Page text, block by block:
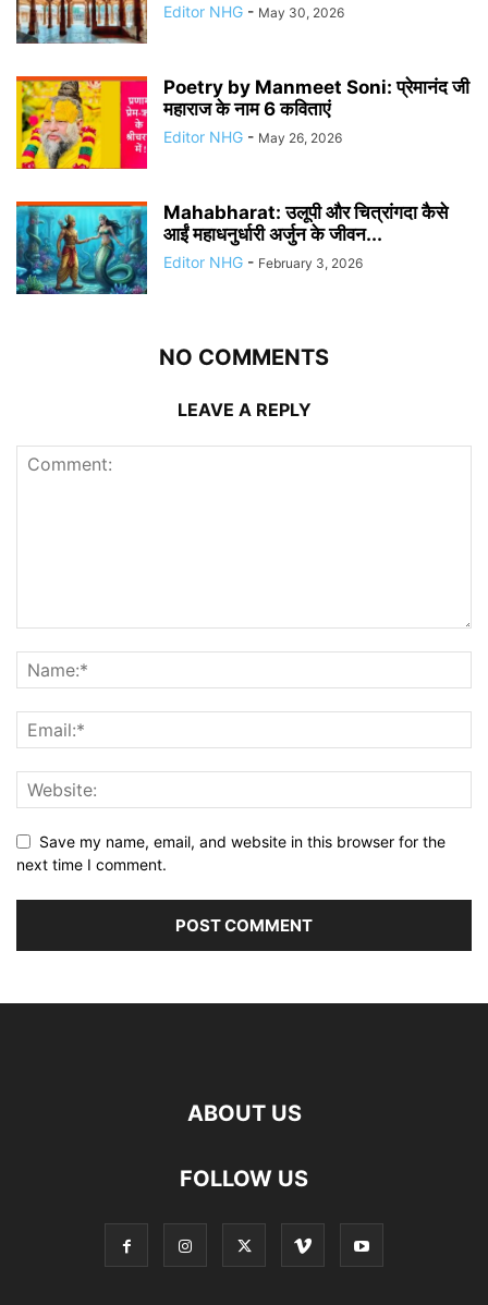
Editor NHG - May 30, 2026
Poetry by Manmeet Soni: प्रेमानंद जी
महाराज के नाम 6 कविताएं
Editor NHG - May 26, 2026
Mahabharat: उलूपी और चित्रांगदा कैसे
आईं महाधनुर्धारी अर्जुन के जीवन...
Editor NHG - February 3, 2026
NO COMMENTS
LEAVE A REPLY
Save my name, email, and website in this browser for the
next time I comment.
ABOUT US
FOLLOW US